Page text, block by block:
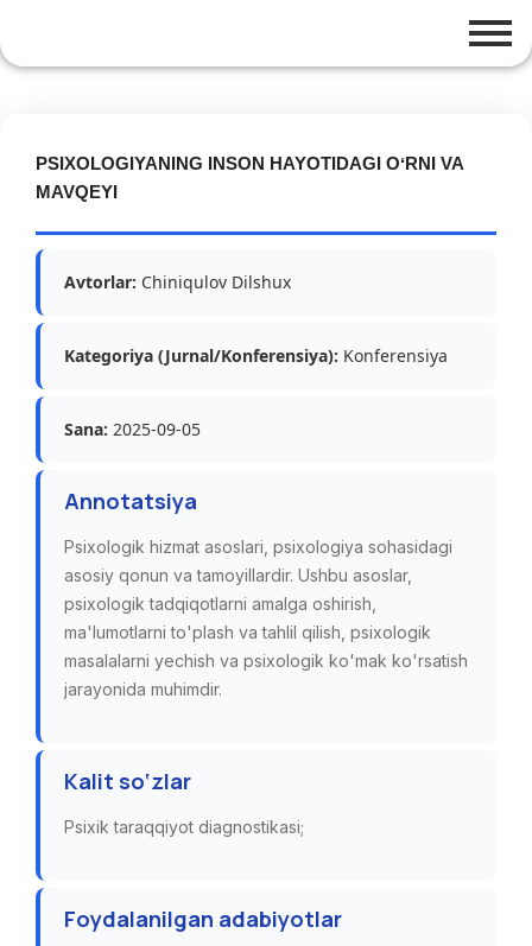
PSIXOLOGIYANING INSON HAYOTIDAGI OʻRNI VA
MAVQEYI
Avtorlar: Chiniqulov Dilshux
Kategoriya (Jurnal/Konferensiya): Konferensiya
Sana: 2025-09-05
Annotatsiya
Psixologik hizmat asoslari, psixologiya sohasidagi
asosiy qonun va tamoyillardir. Ushbu asoslar,
psixologik tadqiqotlarni amalga oshirish,
ma'lumotlarni to'plash va tahlil qilish, psixologik
masalalarni yechish va psixologik ko'mak ko'rsatish
jarayonida muhimdir.
Kalit so‘zlar
Psixik taraqqiyot diagnostikasi;
Foydalanilgan adabiyotlar